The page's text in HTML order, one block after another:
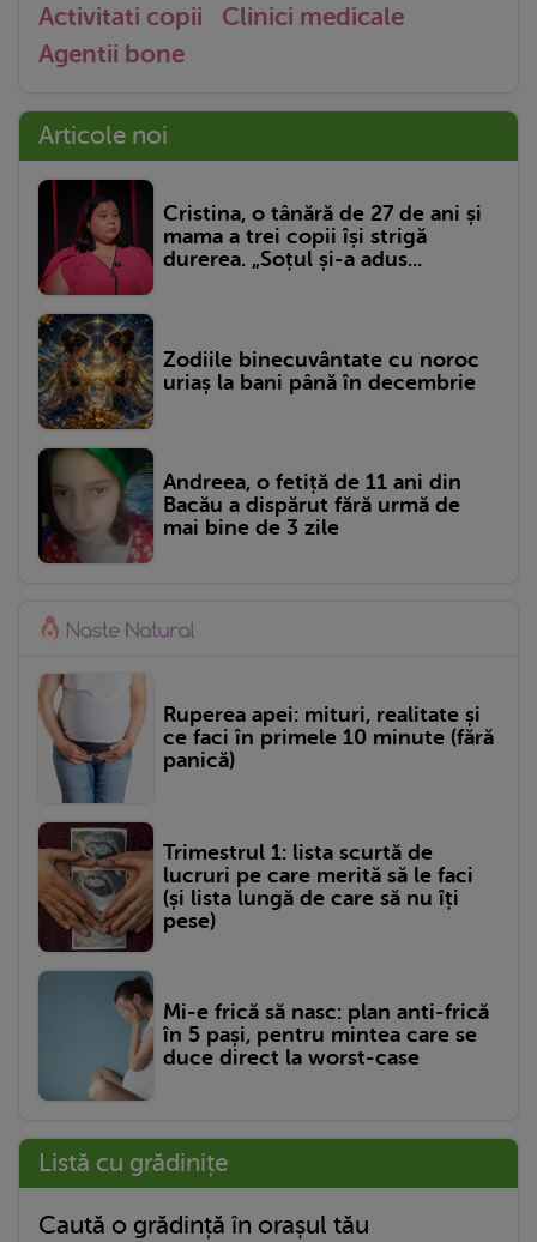
Activitati copii
Clinici medicale
Agentii bone
Articole noi
Cristina, o tânără de 27 de ani și
mama a trei copii își strigă
durerea. „Soțul și-a adus...
Zodiile binecuvântate cu noroc
uriaș la bani până în decembrie
Andreea, o fetiță de 11 ani din
Bacău a dispărut fără urmă de
mai bine de 3 zile
Ruperea apei: mituri, realitate și
ce faci în primele 10 minute (fără
panică)
Trimestrul 1: lista scurtă de
lucruri pe care merită să le faci
(și lista lungă de care să nu îți
pese)
Mi-e frică să nasc: plan anti-frică
în 5 pași, pentru mintea care se
duce direct la worst-case
Listă cu grădinițe
Caută o grădință în orașul tău